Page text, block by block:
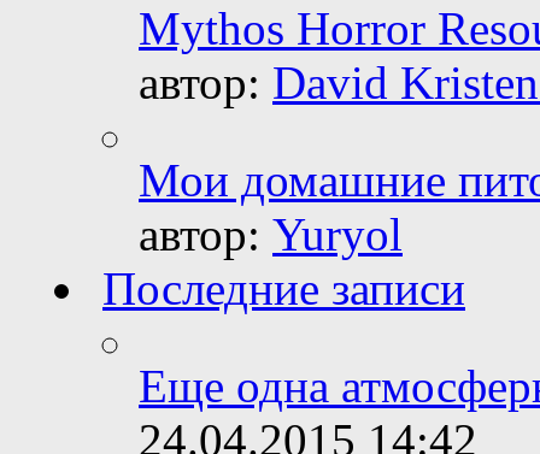
Mythos Horror
автор: David
Мои домашние
автор: Yuryol
Последние записи
Еще одна
24.04.2015 14:42